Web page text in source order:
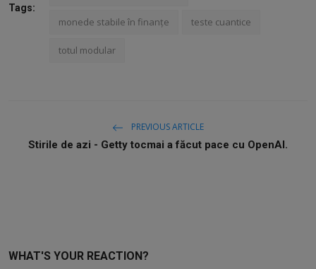
Tags:
monede stabile în finanțe teste cuantice
totul modular
PREVIOUS ARTICLE
Stirile de azi - Getty tocmai a făcut pace cu OpenAI.
WHAT'S YOUR REACTION?